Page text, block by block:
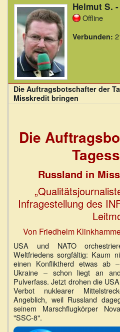
Helmut S.
Offline
Verbunden:
Die Auftragsbotschafter der
Misskredit bringen
Die
Russland in
Infragestellung des
Von Friedhelm
USA und NATO
Weltfriedens sorgfältig: Kaum
einen Konfliktherd etwas ab
Ukraine – schon liegt an
Pulverfass. Jetzt drohen die
Verbot nuklearer
Angeblich, weil Russland
seinem Marschflugkörper
"SSC-8".